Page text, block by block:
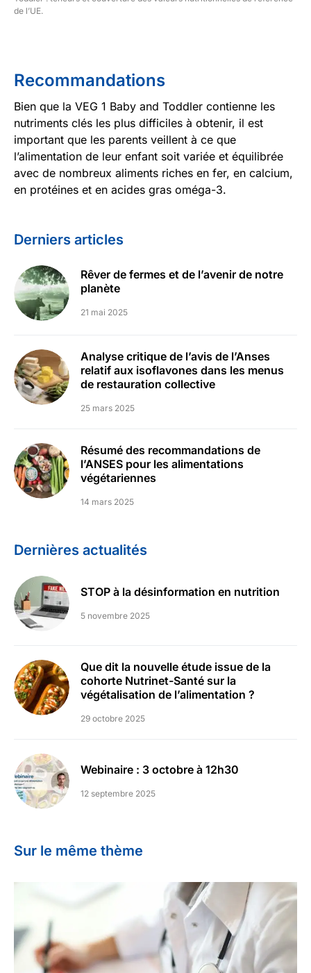
de l’UE.
Recommandations
Bien que la VEG 1 Baby and Toddler contienne les
nutriments clés les plus difficiles à obtenir, il est
important que les parents veillent à ce que
l’alimentation de leur enfant soit variée et équilibrée
avec de nombreux aliments riches en fer, en calcium,
en protéines et en acides gras oméga-3.
Derniers articles
Rêver de fermes et de l’avenir de notre
planète
21 mai 2025
Analyse critique de l’avis de l’Anses
relatif aux isoflavones dans les menus
de restauration collective
25 mars 2025
Résumé des recommandations de
l’ANSES pour les alimentations
végétariennes
14 mars 2025
Dernières actualités
STOP à la désinformation en nutrition
5 novembre 2025
Que dit la nouvelle étude issue de la
cohorte Nutrinet-Santé sur la
végétalisation de l’alimentation ?
29 octobre 2025
Webinaire : 3 octobre à 12h30
12 septembre 2025
Sur le même thème